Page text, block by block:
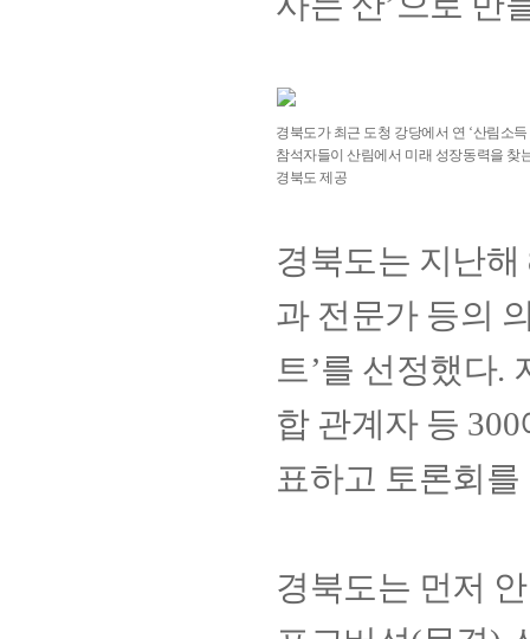
경북도가 최근 도청 강당에서 연 ‘산림소
참석자들이 산림에서 미래 성장동력을 찾
경북도 제공
경북도는 지난
과 전문가등의
트’를 선정했다.
합 관계자 등
표하고 토론회를
경북도는 먼저